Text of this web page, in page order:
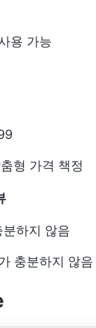
용 가능
형 가격 책정
분하지 않음
충분하지 않음